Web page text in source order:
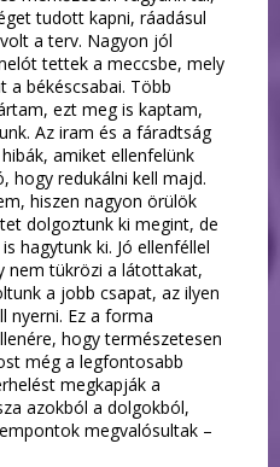
tudott kapni, ráadásul
a terv. Nagyon jól
tettek a meccsbe, mely
békéscsabai. Több
ezt meg is kaptam,
Az iram és a fáradtság
amiket ellenfelünk
hogy redukálni kell majd.
hiszen nagyon örülök
dolgoztunk ki megint, de
hagytunk ki. Jó ellenféllel
nem tükrözi a látottakat,
a jobb csapat, az ilyen
nyerni. Ez a forma
hogy természetesen
még a legfontosabb
megkapják a
azokból a dolgokból,
megvalósultak –